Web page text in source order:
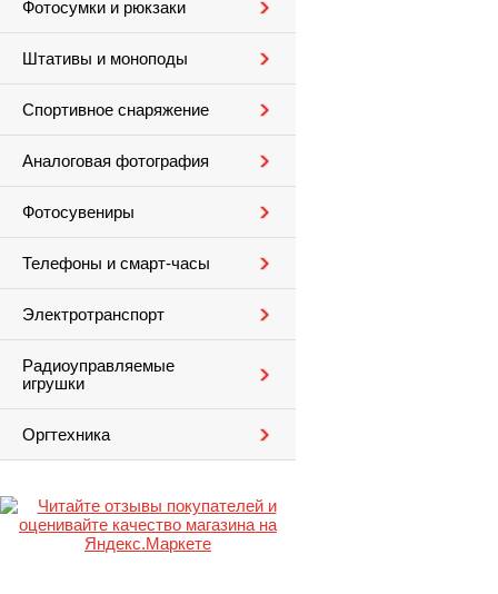
Фотосумки и рюкзаки
Штативы и моноподы
Спортивное снаряжение
Аналоговая фотография
Фотосувениры
Телефоны и смарт-часы
Электротранспорт
Радиоуправляемые
игрушки
Оргтехника